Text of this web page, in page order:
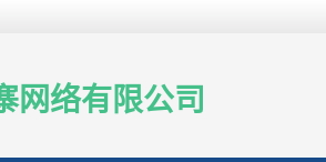
网络有限公司